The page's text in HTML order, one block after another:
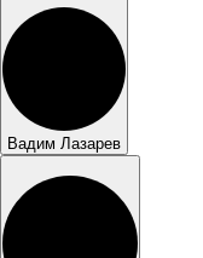
Вадим Лазарев